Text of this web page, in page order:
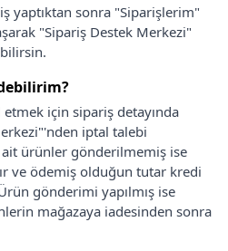
yaptıktan sonra "Siparişlerim"
"Sipariş Destek Merkezi"
için sipariş detayında
iptal talebi
ürünler gönderilmemiş ise
ve ödemiş olduğun tutar kredi
gönderimi yapılmış ise
mağazaya iadesinden sonra